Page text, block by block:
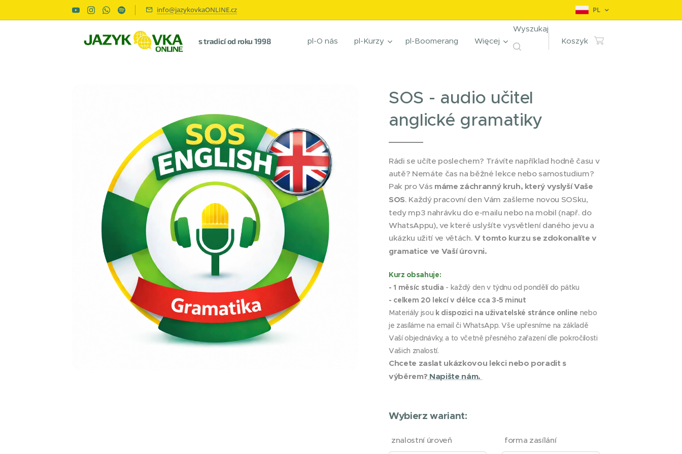
info@jazykovkaONLINE.cz PL
s tradicí od roku 1998 pl-O nás pl-Kurzy pl-Boomerang Więcej
Wyszukaj
Koszyk
SOS - audio učitel
anglické gramatiky
Rádi se učíte poslechem? Trávíte například hodně času v
autě? Nemáte čas na běžné lekce nebo samostudium?
Pak pro Vás máme záchranný kruh, který vyslyší Vaše
SOS. Každý pracovní den Vám zašleme novou SOSku,
tedy mp3 nahrávku do e-mailu nebo na mobil (např. do
WhatsAppu), ve které uslyšíte vysvětlení daného jevu a
ukázku užití ve větách. V tomto kurzu se zdokonalíte v
gramatice ve Vaší úrovni.
Kurz obsahuje:
- 1 měsíc studia - každý den v týdnu od pondělí do pátku
- celkem 20 lekcí v délce cca 3-5 minut
Materiály jsou k dispozici na uživatelské stránce online nebo
je zasíláme na email či WhatsApp. Vše upřesníme na základě
Vaší objednávky, a to včetně přesného zařazení dle pokročilosti
Vašich znalostí.
Chcete zaslat ukázkovou lekci nebo poradit s
výběrem? Napište nám.
Wybierz wariant:
znalostní úroveň forma zasílání